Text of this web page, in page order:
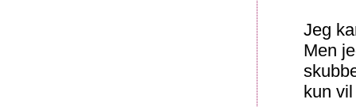
Jeg
Men
kun